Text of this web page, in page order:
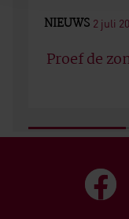
NIEUWS 2 juli
Proef de